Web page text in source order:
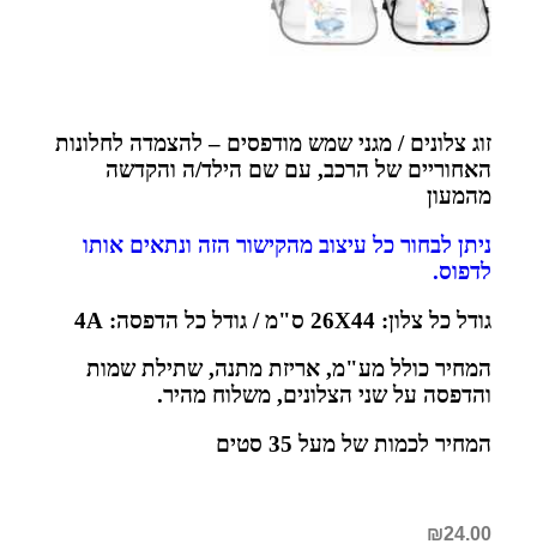
זוג צלונים / מגני שמש מודפסים – להצמדה לחלונות
האחוריים של הרכב, עם שם הילד/ה והקדשה
מהמעון
ניתן לבחור כל עיצוב מהקישור הזה ונתאים אותו
לדפוס.
גודל כל צלון: 26X44 ס"מ / גודל כל הדפסה: 4A
המחיר כולל מע"מ, אריזת מתנה, שתילת שמות
והדפסה על שני הצלונים, משלוח מהיר.
המחיר לכמות של מעל 35 סטים
₪24.00